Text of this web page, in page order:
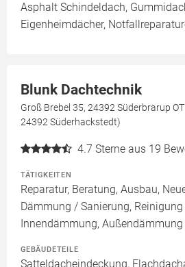
Asphalt Schindeldach,
Eigenheimdächer,
Blunk Dachtechnik
Groß Brebel 35, 24392 Süderbrarup
24392 Süderhackstedt)
4.7 Sterne aus 19
TÄTIGKEITEN
Reparatur, Beratung, Ausbau,
Dämmung / Sanierung,
Innendämmung, Außendämmung
GEBÄUDETEILE
Satteldacheindeckung,